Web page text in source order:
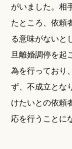
がいました。相
たところ、依頼
る意味がないと
旦離婚調停を起
為を行っており
ず、不成立とな
けたいとの依頼
応を行うことに